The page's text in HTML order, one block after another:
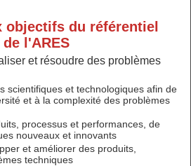
du référentiel
l'ARES
et résoudre des problèmes
scientifiques et technologiques afin de
et à la complexité des problèmes
processus et performances, de
nouveaux et innovants
et améliorer des produits,
techniques